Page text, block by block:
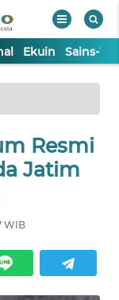
Ekuin Sains-
Resmi
Jatim
WIB